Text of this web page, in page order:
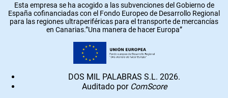
Esta empresa se ha acogido a las subvenciones del Gobierno de
España cofinanciadas con el Fondo Europeo de Desarrollo Regional
para las regiones ultraperiféricas para el transporte de mercancías
en Canarias.”Una manera de hacer Europa”
DOS MIL PALABRAS S.L. 2026.
Auditado por ComScore